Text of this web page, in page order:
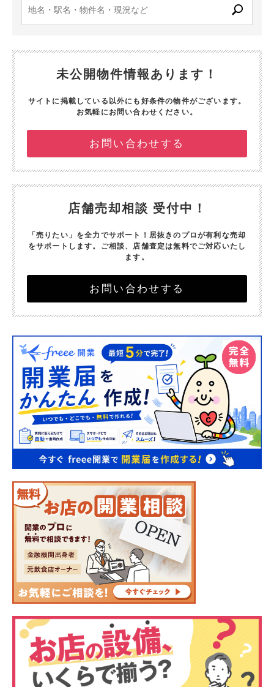
未公開物件情報あります！
サイトに掲載している以外にも好条件の物件がございます。
お気軽にお問い合わせください。
お問い合わせする
店舗売却相談 受付中！
「売りたい」を全力でサポート！ 居抜きのプロが有利な売却
をサポートします。 ご相談、店舗査定は無料でご対応いたし
ます。
お問い合わせする